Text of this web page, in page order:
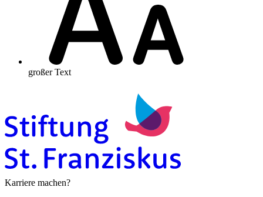
großer Text
Karriere machen?